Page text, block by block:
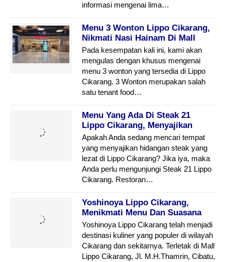
informasi mengenai lima…
Menu 3 Wonton Lippo Cikarang,
Nikmati Nasi Hainam Di Mall
Lippo Cikarang
Pada kesempatan kali ini, kami akan
mengulas dengan khusus mengenai
menu 3 wonton yang tersedia di Lippo
Cikarang. 3 Wonton merupakan salah
satu tenant food…
Menu Yang Ada Di Steak 21
Lippo Cikarang, Menyajikan
Lezatnya Daging Panggang
Apakah Anda sedang mencari tempat
yang menyajikan hidangan steak yang
lezat di Lippo Cikarang? Jika iya, maka
Anda perlu mengunjungi Steak 21 Lippo
Cikarang. Restoran…
Yoshinoya Lippo Cikarang,
Menikmati Menu Dan Suasana
Yang Menggugah Selera
Yoshinoya Lippo Cikarang telah menjadi
destinasi kuliner yang populer di wilayah
Cikarang dan sekitarnya. Terletak di Mall
Lippo Cikarang, Jl. M.H.Thamrin, Cibatu,